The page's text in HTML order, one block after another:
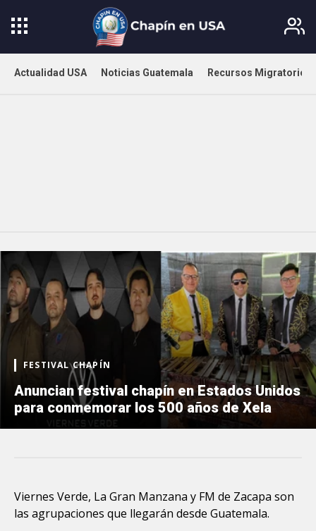
Actualidad USA Noticias Guatemala Recursos Migratorios
FESTIVAL CHAPÍN
Anuncian festival chapín en Estados Unidos
para conmemorar los 500 años de Xela
Viernes Verde, La Gran Manzana y FM de Zacapa son
las agrupaciones que llegarán desde Guatemala.